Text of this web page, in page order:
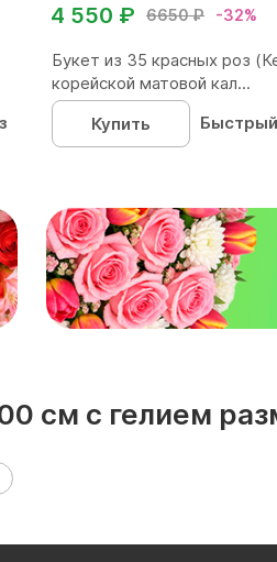
6650 ₽ -32%
4 550 ₽
Букет из 35 красных роз
корейской матовой кал...
Купить
см с гелием